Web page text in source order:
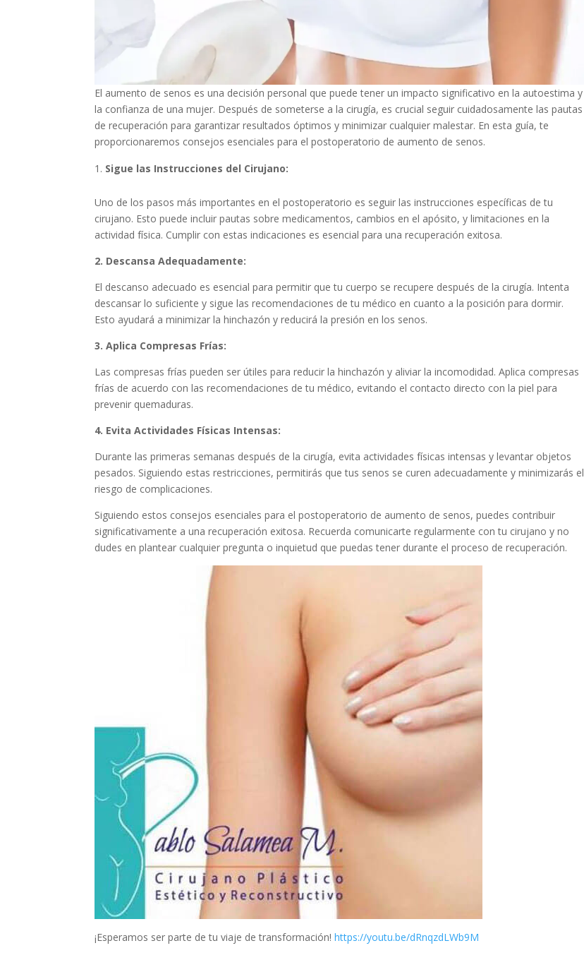
El aumento de senos es una decisión personal que puede tener un impacto significativo en la autoestima y
la confianza de una mujer. Después de someterse a la cirugía, es crucial seguir cuidadosamente las pautas
de recuperación para garantizar resultados óptimos y minimizar cualquier malestar. En esta guía, te
proporcionaremos consejos esenciales para el postoperatorio de aumento de senos.
Sigue las Instrucciones del Cirujano:
Uno de los pasos más importantes en el postoperatorio es seguir las instrucciones específicas de tu
cirujano. Esto puede incluir pautas sobre medicamentos, cambios en el apósito, y limitaciones en la
actividad física. Cumplir con estas indicaciones es esencial para una recuperación exitosa.
2. Descansa Adequadamente:
El descanso adecuado es esencial para permitir que tu cuerpo se recupere después de la cirugía. Intenta
descansar lo suficiente y sigue las recomendaciones de tu médico en cuanto a la posición para dormir.
Esto ayudará a minimizar la hinchazón y reducirá la presión en los senos.
3. Aplica Compresas Frías:
Las compresas frías pueden ser útiles para reducir la hinchazón y aliviar la incomodidad. Aplica compresas
frías de acuerdo con las recomendaciones de tu médico, evitando el contacto directo con la piel para
prevenir quemaduras.
4. Evita Actividades Físicas Intensas:
Durante las primeras semanas después de la cirugía, evita actividades físicas intensas y levantar objetos
pesados. Siguiendo estas restricciones, permitirás que tus senos se curen adecuadamente y minimizarás el
riesgo de complicaciones.
Siguiendo estos consejos esenciales para el postoperatorio de aumento de senos, puedes contribuir
significativamente a una recuperación exitosa. Recuerda comunicarte regularmente con tu cirujano y no
dudes en plantear cualquier pregunta o inquietud que puedas tener durante el proceso de recuperación.
¡Esperamos ser parte de tu viaje de transformación!https://youtu.be/dRnqzdLWb9M